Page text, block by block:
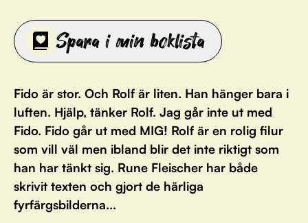
Spara i min boklista
Fido är stor. Och Rolf är liten. Han hänger bara i
luften. Hjälp, tänker Rolf. Jag går inte ut med
Fido. Fido går ut med MIG! Rolf är en rolig filur
som vill väl men ibland blir det inte riktigt som
han har tänkt sig. Rune Fleischer har både
skrivit texten och gjort de härliga
fyrfärgsbilderna...